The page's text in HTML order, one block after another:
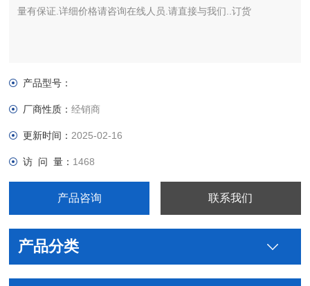
量有保证.详细价格请咨询在线人员.请直接与我们..订货
产品型号：
厂商性质：经销商
更新时间： 2025-02-16
访 问 量： 1468
产品咨询 联系我们
产品分类